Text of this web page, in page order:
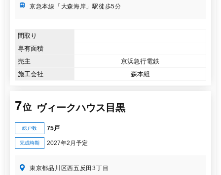
京急本線「大森海岸」駅徒歩5分
間取り
専有面積
売主
京浜急行電鉄
施工会社
森本組
7位 ヴィークハウス目黒
総戸数 75戸
完成時期 2027年2月予定
東京都品川区西五反田3丁目